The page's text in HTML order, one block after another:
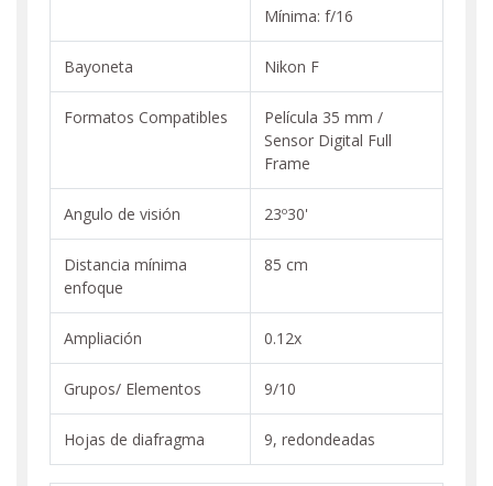
Mínima: f/16
Bayoneta Nikon F
Formatos Compatibles
Película 35 mm /
Sensor Digital Full
Frame
Angulo de visión 23º30'
Distancia mínima
enfoque
85 cm
Ampliación 0.12x
Grupos/ Elementos 9/10
Hojas de diafragma 9, redondeadas